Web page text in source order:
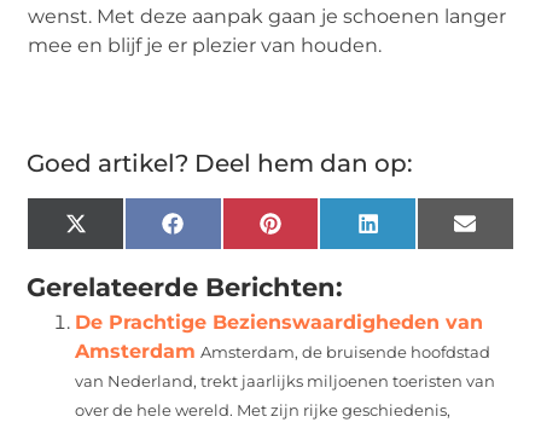
wenst. Met deze aanpak gaan je schoenen langer
mee en blijf je er plezier van houden.
Goed artikel? Deel hem dan op:
X
(Twitter)
FacebookPinterest LinkedIn Email
Gerelateerde Berichten:
De Prachtige Bezienswaardigheden van
Amsterdam Amsterdam, de bruisende hoofdstad
van Nederland, trekt jaarlijks miljoenen toeristen van
over de hele wereld. Met zijn rijke geschiedenis,